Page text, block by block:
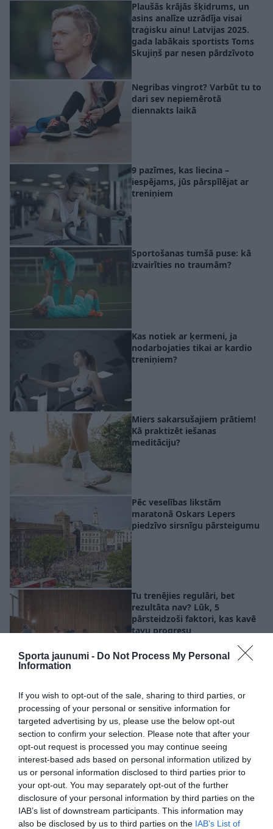
Sporta jaunumi - Do Not Process My Personal
Information
If you wish to opt-out of the sale, sharing to third parties, or
processing of your personal or sensitive information for
targeted advertising by us, please use the below opt-out
section to confirm your selection. Please note that after your
opt-out request is processed you may continue seeing
interest-based ads based on personal information utilized by
us or personal information disclosed to third parties prior to
your opt-out. You may separately opt-out of the further
disclosure of your personal information by third parties on the
IAB’s list of downstream participants. This information may
also be disclosed by us to third parties on the IAB’s List of
Plaušās krājās šķidrums, un
asins analīze uzrādīja visai
traģisku ainu! Latvijas 2025.
gada labākais sportists Toms
Skujiņš par nesen pārdzīvoto
Negribas vingrot? Varbūt tu to
dari sev nepiemērotā
diennakts laikā
9 pazīmes, kas liecina –
iespējams, jūs pārspīlējat ar
treniņiem
Sportošanas tumšā puse: kā
izvairīties no traumām?
Kas notiek ar ķermeni, ja
nodarbojaties tikai ar kardio
treniņiem?
Miers sakarsušajiem prātiem!
Kā praktizēt iešanas
meditāciju?
Pēc veselības likstām
maratonā Oskars Lepers
piedzīvo sirsnīgu pārsteigumu
Tu trenējies regulāri, bet
rezultāta nav? Lūk, 5
pārsteidzoši faktori, kas kavē
tavu progresu
sagatavotība, jo vairāk kustību
vajadzīgs veselībai
“Man bija jāapstājas!” Oskars
Lepers atklāti stāsta par
veselības likstām pusmaratona
laikā